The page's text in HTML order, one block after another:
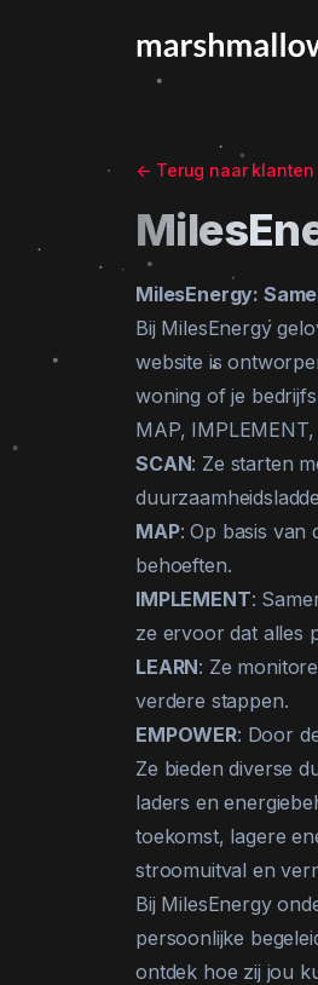
<- Terug naar klanten
MilesEnergy:
Bij MilesEnergy
website is
woning of je
MAP,
SCAN: Ze starten
MAP: Op basis van
behoeften.
IMPLEMENT:
ze ervoor dat alles
LEARN: Ze
verdere stappen.
EMPOWER: Door
Ze bieden diverse
laders en
toekomst, lagere
stroomuitval en
Bij MilesEnergy
persoonlijke
ontdek hoe zij jou